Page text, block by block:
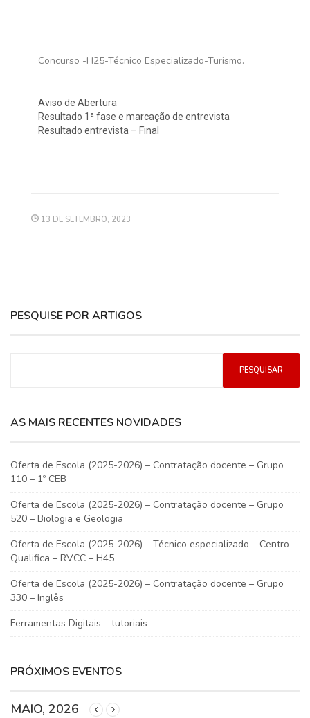
Concurso -H25-Técnico Especializado-Turismo.
Aviso de Abertura
Resultado 1ª fase e marcação de entrevista
Resultado entrevista – Final
13 DE SETEMBRO, 2023
PESQUISE POR ARTIGOS
AS MAIS RECENTES NOVIDADES
Oferta de Escola (2025-2026) – Contratação docente – Grupo
110 – 1º CEB
Oferta de Escola (2025-2026) – Contratação docente – Grupo
520 – Biologia e Geologia
Oferta de Escola (2025-2026) – Técnico especializado – Centro
Qualifica – RVCC – H45
Oferta de Escola (2025-2026) – Contratação docente – Grupo
330 – Inglês
Ferramentas Digitais – tutoriais
PRÓXIMOS EVENTOS
MAIO, 2026